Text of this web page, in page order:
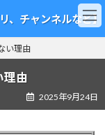
チャンネルなど】
い理由
理由
2025年9月24日